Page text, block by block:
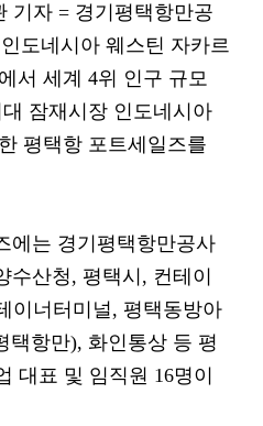
기자 = 경기평택항만공
도네시아 웨스틴 자카르
서 세계 4위 인구 규모
잠재시장 인도네시아
평택항 포트세일즈를
에는 경기평택항만공사
산청, 평택시, 컨테이
이너터미널, 평택동방아
택항만), 화인통상 등 평
대표 및 임직원 16명이